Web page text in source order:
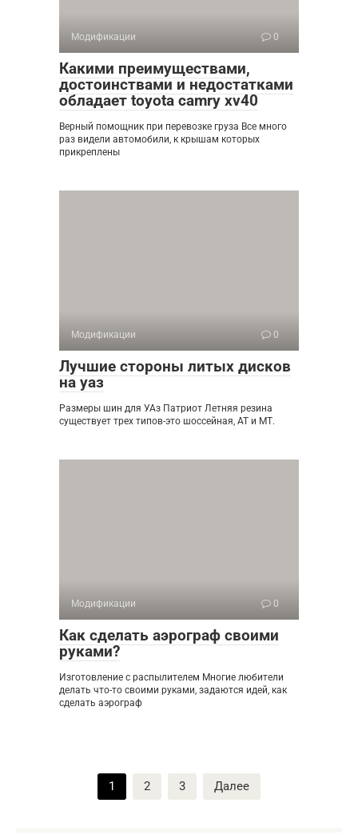
Модификации 0
Какими преимуществами,
достоинствами и недостатками
обладает toyota camry xv40
Верный помощник при перевозке груза Все много
раз видели автомобили, к крышам которых
прикреплены
Модификации 0
Лучшие стороны литых дисков
на уаз
Размеры шин для УАз Патриот Летняя резина
существует трех типов-это шоссейная, АТ и МТ.
Модификации 0
Как сделать аэрограф своими
руками?
Изготовление с распылителем Многие любители
делать что-то своими руками, задаются идей, как
сделать аэрограф
1 2 3 Далее